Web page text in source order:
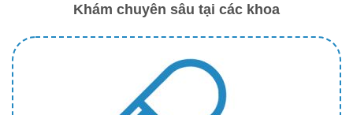
Khám chuyên sâu tại các khoa